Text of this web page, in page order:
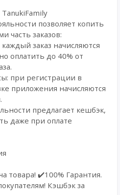
позволяет копить
часть заказов:
заказ начисляются
оплатить до 40% от
при регистрации в
приложения начисляются
предлагает кешбэк,
даже при оплате
товара! ✔️100% Гарантия.
Кэшбэк за